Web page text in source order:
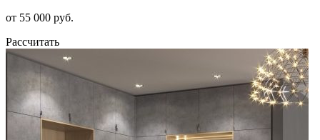
от 55 000 руб.
Рассчитать